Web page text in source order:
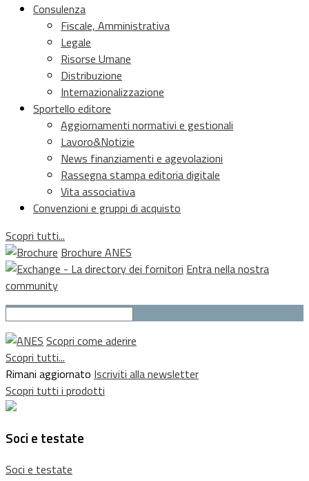
Consulenza
Fiscale, Amministrativa
Legale
Risorse Umane
Distribuzione
Internazionalizzazione
Sportello editore
Aggiornamenti normativi e gestionali
Lavoro&Notizie
News finanziamenti e agevolazioni
Rassegna stampa editoria digitale
Vita associativa
Convenzioni e gruppi di acquisto
Scopri tutti...
Brochure ANES
Entra nella nostra
community
Scopri come aderire
Scopri tutti...
Rimani aggiornato Iscriviti alla newsletter
Scopri tutti i prodotti
Soci e testate
Soci e testate